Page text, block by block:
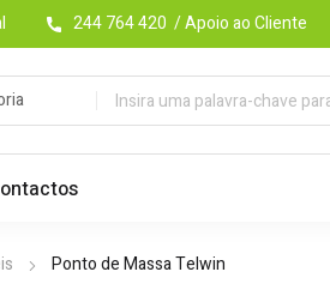
244 764 420 / Apoio ao Cliente
Ponto de Massa Telwin